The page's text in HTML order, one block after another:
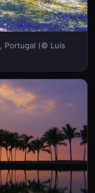
Portugal (© Luis